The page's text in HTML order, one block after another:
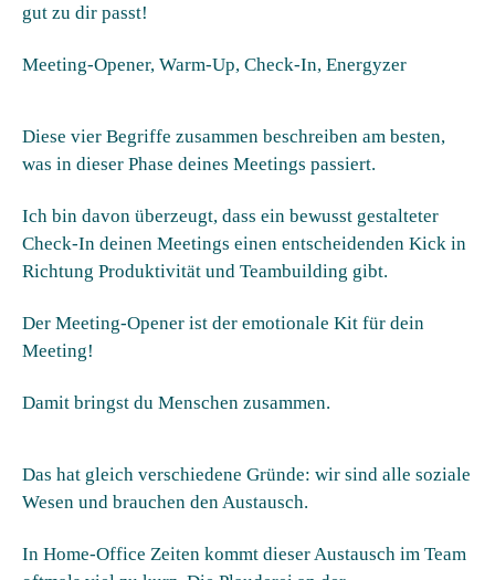
gut zu dir passt!
Meeting-Opener, Warm-Up, Check-In, Energyzer
Diese vier Begriffe zusammen beschreiben am besten,
was in dieser Phase deines Meetings passiert.
Ich bin davon überzeugt, dass ein bewusst gestalteter
Check-In deinen Meetings einen entscheidenden Kick in
Richtung Produktivität und Teambuilding gibt.
Der Meeting-Opener ist der emotionale Kit für dein
Meeting!
Damit bringst du Menschen zusammen.
Das hat gleich verschiedene Gründe: wir sind alle soziale
Wesen und brauchen den Austausch.
In Home-Office Zeiten kommt dieser Austausch im Team